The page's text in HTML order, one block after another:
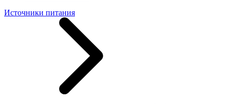
Источники питания